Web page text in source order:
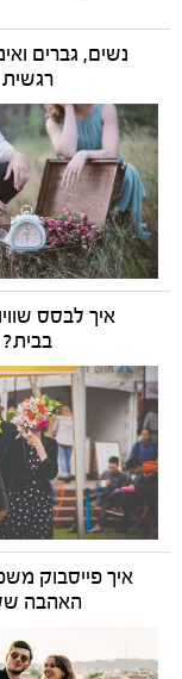
נשים, גברים
רגשית
איך לבסס
בבית?
איך פייסבוק
האהבה